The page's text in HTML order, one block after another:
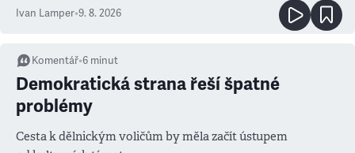
Ivan Lamper•9. 8. 2026
Komentář•6 minut
Demokratická strana řeší špatné
problémy
Cesta k dělnickým voličům by měla začít ústupem